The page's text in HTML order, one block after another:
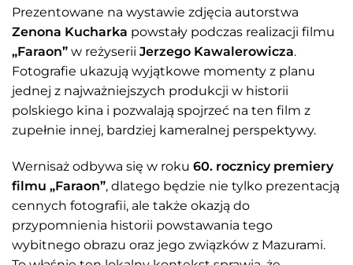
Prezentowane na wystawie zdjęcia autorstwa
Zenona Kucharka powstały podczas realizacji filmu
„Faraon” w reżyserii Jerzego Kawalerowicza.
Fotografie ukazują wyjątkowe momenty z planu
jednej z najważniejszych produkcji w historii
polskiego kina i pozwalają spojrzeć na ten film z
zupełnie innej, bardziej kameralnej perspektywy.
Wernisaż odbywa się w roku 60. rocznicy premiery
filmu „Faraon”, dlatego będzie nie tylko prezentacją
cennych fotografii, ale także okazją do
przypomnienia historii powstawania tego
wybitnego obrazu oraz jego związków z Mazurami.